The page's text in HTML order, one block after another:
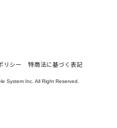
リシー 特商法に基づく表記
System Inc. All Right Reserved.